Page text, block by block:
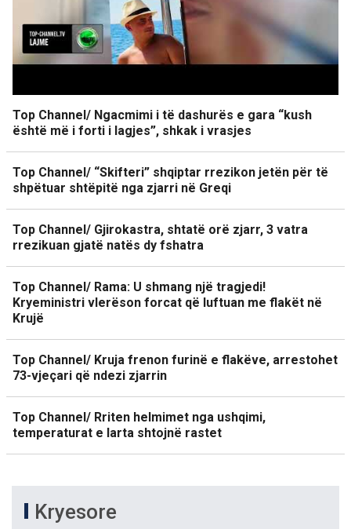
Top Channel/ Ngacmimi i të dashurës e gara “kush
është më i forti i lagjes”, shkak i vrasjes
Top Channel/ “Skifteri” shqiptar rrezikon jetën për të
shpëtuar shtëpitë nga zjarri në Greqi
Top Channel/ Gjirokastra, shtatë orë zjarr, 3 vatra
rrezikuan gjatë natës dy fshatra
Top Channel/ Rama: U shmang një tragjedi!
Kryeministri vlerëson forcat që luftuan me flakët në
Krujë
Top Channel/ Kruja frenon furinë e flakëve, arrestohet
73-vjeçari që ndezi zjarrin
Top Channel/ Rriten helmimet nga ushqimi,
temperaturat e larta shtojnë rastet
Kryesore